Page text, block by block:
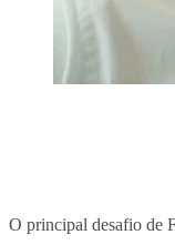
O principal desafio de